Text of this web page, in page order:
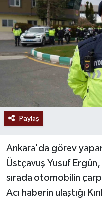
Paylaş
Ankara'da görev
Üstçavuş Yusuf Ergün,
sırada otomobilin
Acı haberin ulaştığı